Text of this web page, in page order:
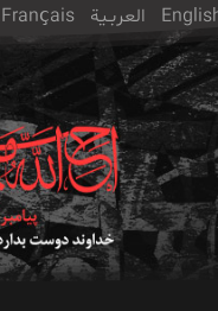
العربـیة Français